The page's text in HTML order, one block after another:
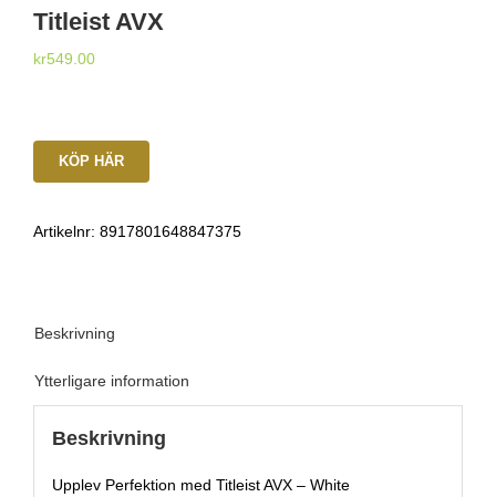
Titleist AVX
kr549.00
KÖP HÄR
Artikelnr: 8917801648847375
Beskrivning
Ytterligare information
Beskrivning
Upplev Perfektion med Titleist AVX – White